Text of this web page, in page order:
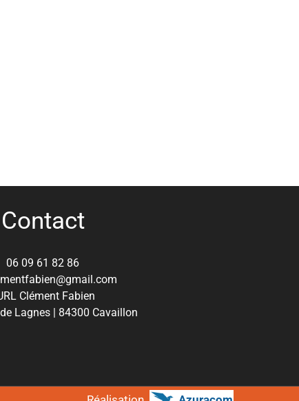
Contact
06 09 61 82 86
Clément Fabien
Lagnes | 84300 Cavaillon